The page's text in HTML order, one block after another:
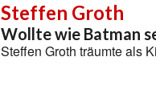
Steffen Groth
Wollte wie Batman
Steffen Groth träumte als